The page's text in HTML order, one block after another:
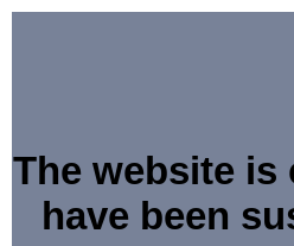
The website
have been